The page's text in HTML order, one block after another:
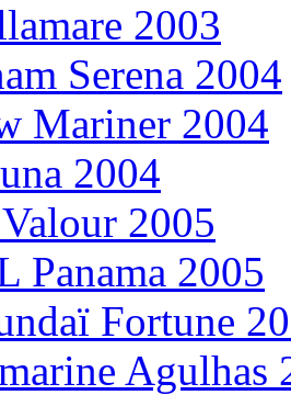
2003
Serena 2004
Mariner 2004
2004
2005
Panama 2005
Fortune
Agulhas